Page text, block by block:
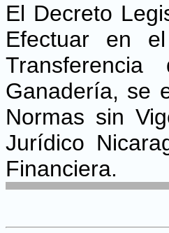
El Decreto
Efectuar en
Ganadería, se
Normas sin
Jurídico
Financiera.